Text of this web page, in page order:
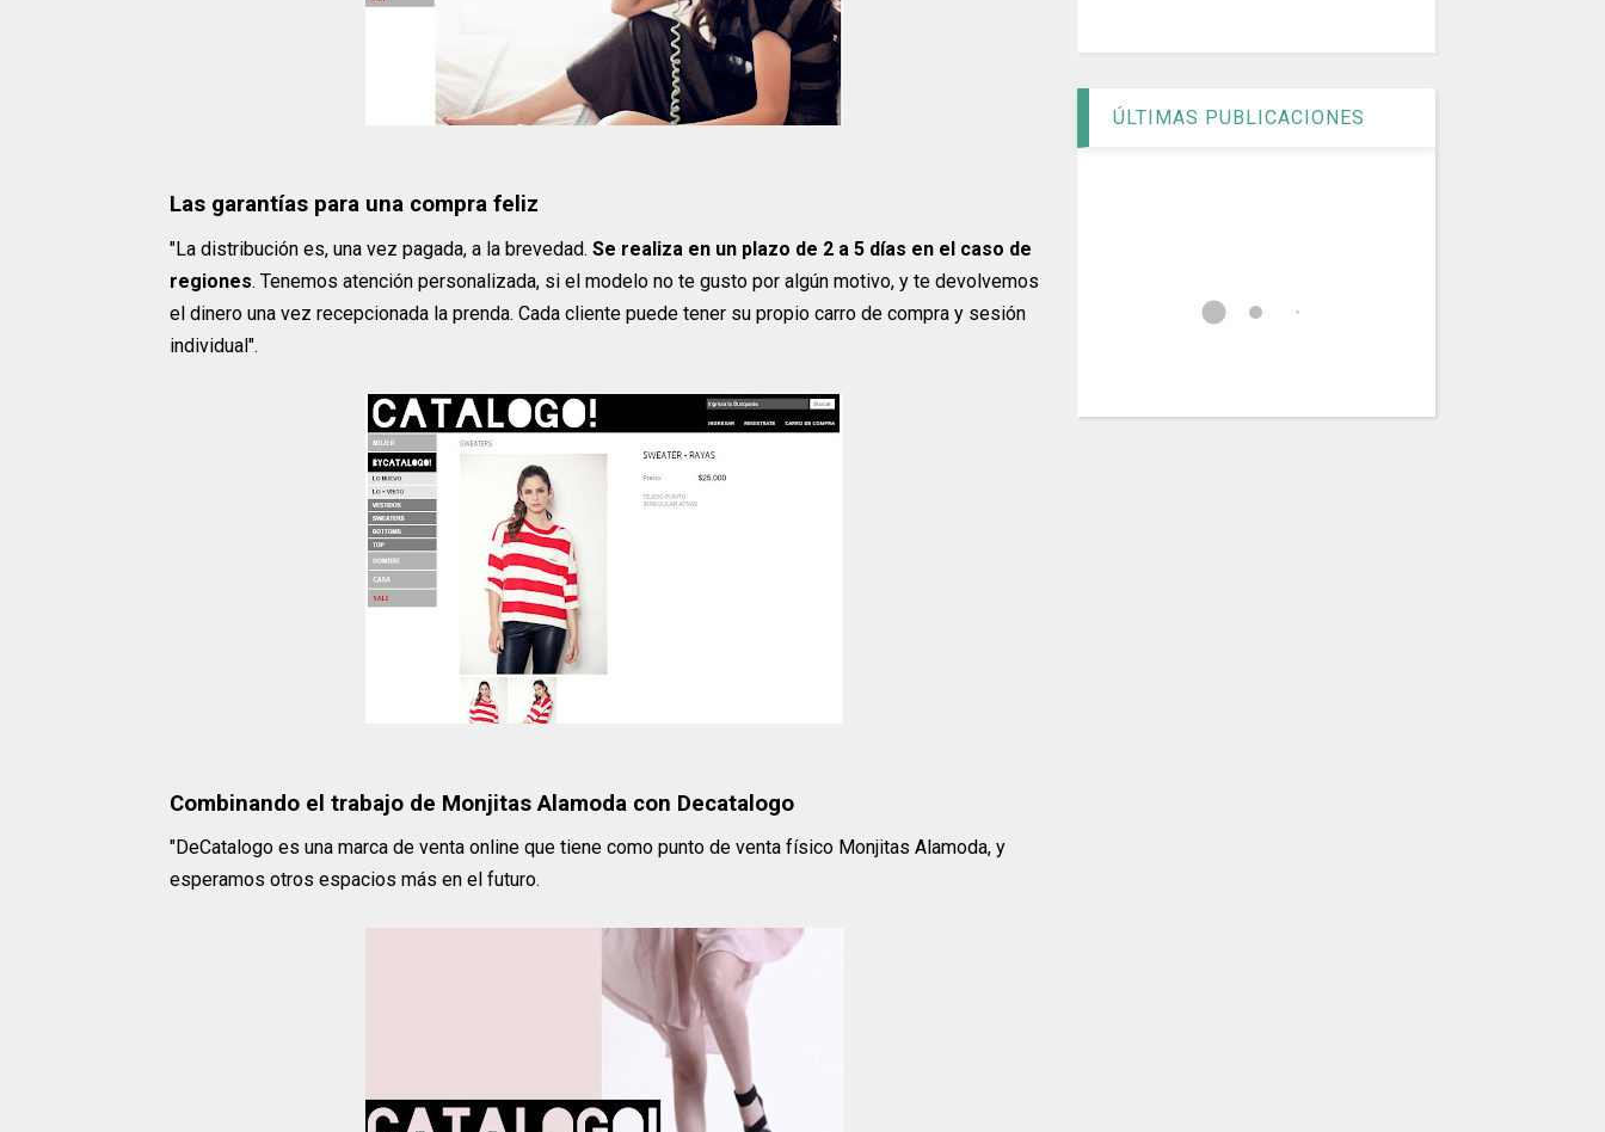
Las garantías para una compra feliz
"La distribución es, una vez pagada, a la brevedad. Se realiza en un plazo de 2 a 5 días en el caso de
regiones. Tenemos atención personalizada, si el modelo no te gusto por algún motivo, y te devolvemos
el dinero una vez recepcionada la prenda. Cada cliente puede tener su propio carro de compra y sesión
individual".
Combinando el trabajo de Monjitas Alamoda con Decatalogo
"DeCatalogo es una marca de venta online que tiene como punto de venta físico Monjitas Alamoda, y
esperamos otros espacios más en el futuro.
ÚLTIMAS PUBLICACIONES